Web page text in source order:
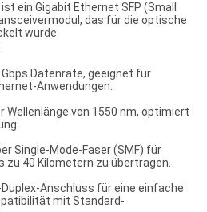
ein Gigabit Ethernet SFP (Small
das für die optische
wurde.
Datenrate, geeignet für
Anwendungen.
Wellenlänge von 1550 nm, optimiert
Single-Mode-Faser (SMF) für
zu 40 Kilometern zu übertragen.
Anschluss für eine einfache
mit Standard-